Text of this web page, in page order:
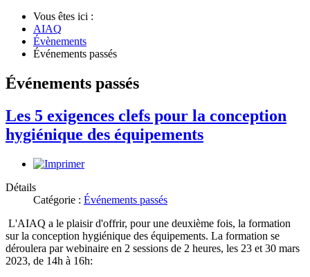
Vous êtes ici :
AIAQ
Évènements
Événements passés
Événements passés
Les 5 exigences clefs pour la conception
hygiénique des équipements
Détails
Catégorie : Événements passés
L'AIAQ a le plaisir d'offrir, pour une deuxième fois, la formation
sur la conception hygiénique des équipements. La formation se
déroulera par webinaire en 2 sessions de 2 heures, les 23 et 30 mars
2023, de 14h à 16h: